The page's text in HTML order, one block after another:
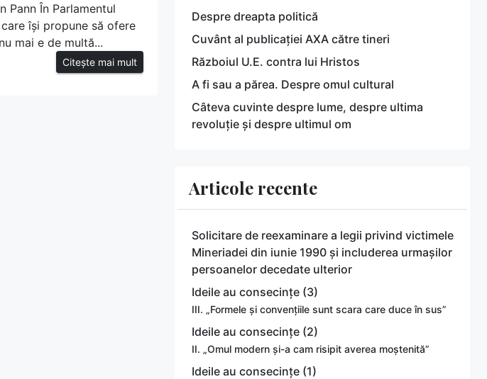
Pann În Parlamentul
își propune să ofere
mai e de multă...
Citește mai mult
Despre dreapta politică
Cuvânt al publicației AXA către tineri
Războiul U.E. contra lui Hristos
A fi sau a părea. Despre omul cultural
Câteva cuvinte despre lume, despre ultima
revoluție și despre ultimul om
Articole recente
Solicitare de reexaminare a legii privind victimele
Mineriadei din iunie 1990 și includerea urmașilor
persoanelor decedate ulterior
Ideile au consecințe (3)
III. „Formele și convențiile sunt scara care duce în sus”
Ideile au consecințe (2)
II. „Omul modern și-a cam risipit averea moștenită”
Ideile au consecințe (1)